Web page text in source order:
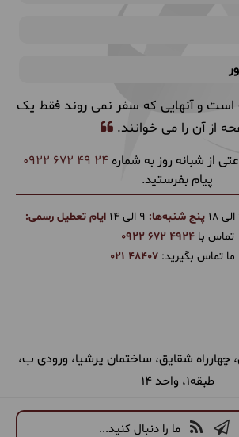
و آنهایی که سفر نمی روند فقط یک
از آن را می خوانند.
از شبانه روز به شماره 0922 672 49 24
پیام بفرستید.
پنج شنبه‌ها:
ایام تعطیل رسمی:
تماس با0922 672 4924
ما تماس بگیرید:021 48407
چهارراه شقایق، ساختمان پرشیا، ورودی ب،
طبقه1، واحد 14
ما را دنبال کنید...